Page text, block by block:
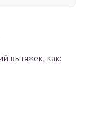
вытяжек, как: